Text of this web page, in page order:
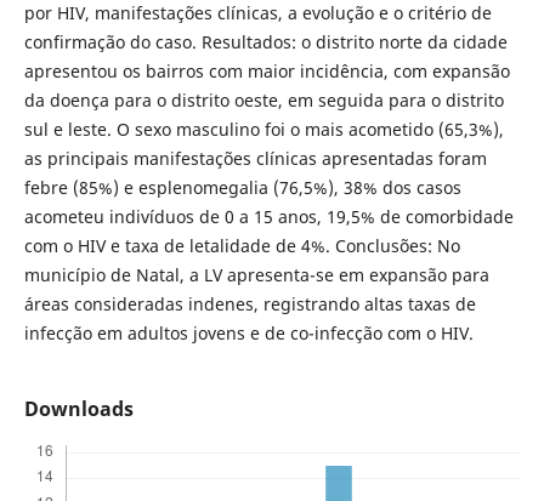
por HIV, manifestações clínicas, a evolução e o critério de
confirmação do caso. Resultados: o distrito norte da cidade
apresentou os bairros com maior incidência, com expansão
da doença para o distrito oeste, em seguida para o distrito
sul e leste. O sexo masculino foi o mais acometido (65,3%),
as principais manifestações clínicas apresentadas foram
febre (85%) e esplenomegalia (76,5%), 38% dos casos
acometeu indivíduos de 0 a 15 anos, 19,5% de comorbidade
com o HIV e taxa de letalidade de 4%. Conclusões: No
município de Natal, a LV apresenta-se em expansão para
áreas consideradas indenes, registrando altas taxas de
infecção em adultos jovens e de co-infecção com o HIV.
Downloads